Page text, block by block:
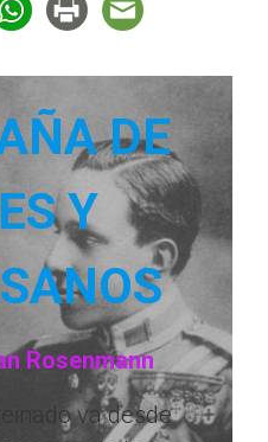
DE
Y
Rosenmann
va desde